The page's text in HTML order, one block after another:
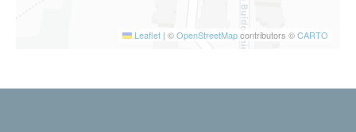
Leaflet | ©OpenStreetMapcontributors ©CARTO